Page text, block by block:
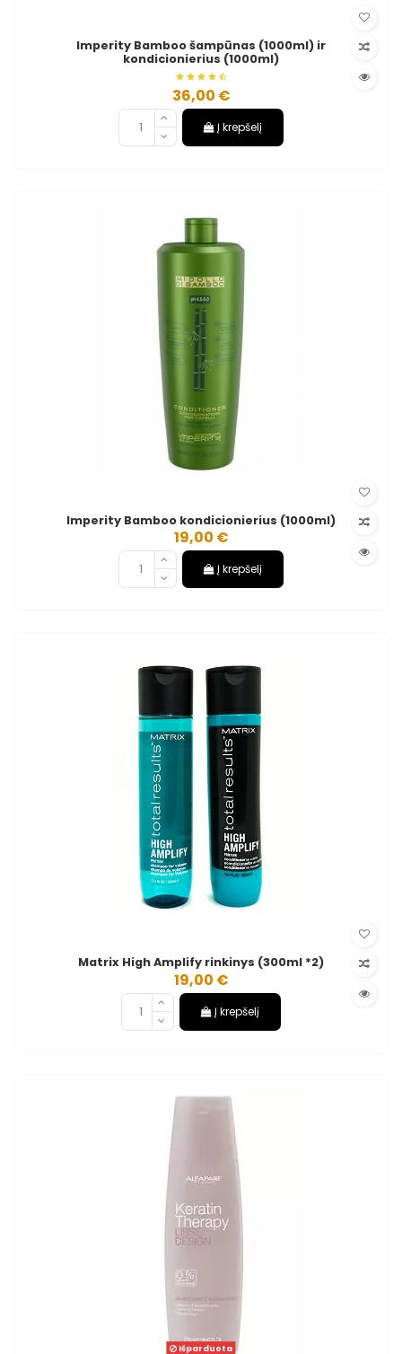
Imperity Bamboo šampūnas (1000ml) ir
kondicionierius (1000ml)
36,00 €
Į krepšelį
Imperity Bamboo kondicionierius (1000ml)
19,00 €
Į krepšelį
Matrix High Amplify rinkinys (300ml *2)
19,00 €
Į krepšelį
Išparduota